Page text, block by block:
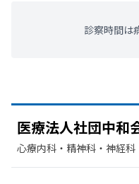
診察時間は
医療法人社団中和
心療内科・​精神科・神経科